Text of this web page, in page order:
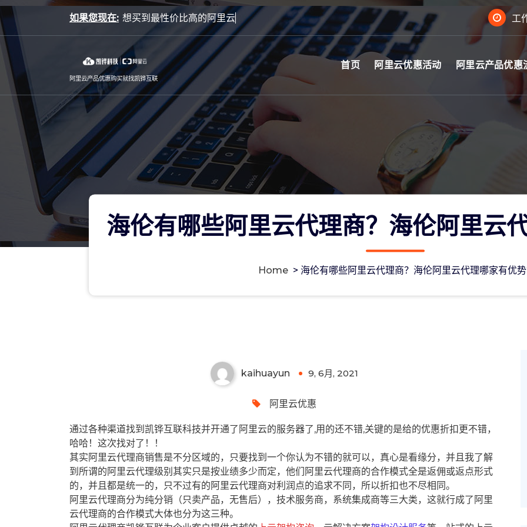
Skip
to
content
如果您现在: 工
阿里云产品优惠购买就找凯铧互联
首页 阿里云优惠活动 阿里云产品优惠
海伦有哪些阿里云代理商？海伦阿里云
Home > 海伦有哪些阿里云代理商？海伦阿里云代理哪家有优
kaihuayun 9, 6月, 2021
阿里云优惠
通过各种渠道找到凯铧互联科技并开通了阿里云的服务器了,用的还不错,关键的是给的优惠折扣更不错，
哈哈！这次找对了！！
其实阿里云代理商销售是不分区域的，只要找到一个你认为不错的就可以，真心是看缘分，并且我了解
到所谓的阿里云代理级别其实只是按业绩多少而定，他们阿里云代理商的合作模式全是返佣或返点形式
的，并且都是统一的，只不过有的阿里云代理商对利润点的追求不同，所以折扣也不尽相同。
阿里云代理商分为纯分销（只卖产品，无售后），技术服务商，系统集成商等三大类，这就行成了阿里
云代理商的合作模式大体也分为这三种。